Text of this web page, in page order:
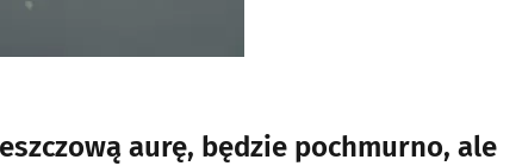
aurę, będzie pochmurno, ale